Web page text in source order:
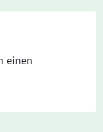
einen